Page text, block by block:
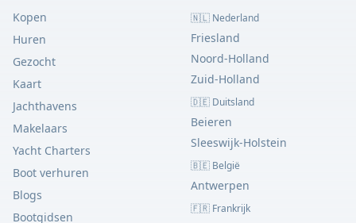
Kopen
Huren
Gezocht
Kaart
Jachthavens
Makelaars
Yacht Charters
Boot verhuren
Blogs
Bootgidsen
🇳🇱 Nederland
Friesland
Noord-Holland
Zuid-Holland
🇩🇪 Duitsland
Beieren
Sleeswijk-Holstein
🇧🇪 België
Antwerpen
🇫🇷 Frankrijk